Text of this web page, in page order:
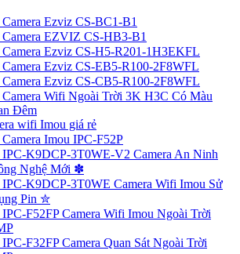
Camera Ezviz CS-BC1-B1
Camera EZVIZ CS-HB3-B1
Camera Ezviz CS-H5-R201-1H3EKFL
Camera Ezviz CS-EB5-R100-2F8WFL
Camera Ezviz CS-CB5-R100-2F8WFL
Camera Wifi Ngoài Trời 3K H3C Có Màu
Đêm
wifi Imou giá rẻ
Camera Imou IPC-F52P
IPC-K9DCP-3T0WE-V2 Camera An Ninh
Nghệ Mới ✽
IPC-K9DCP-3T0WE Camera Wifi Imou Sử
Pin ✮
IPC-F52FP Camera Wifi Imou Ngoài Trời
IPC-F32FP Camera Quan Sát Ngoài Trời